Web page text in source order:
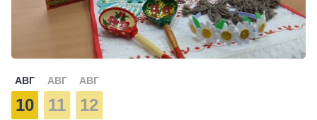
АВГ
10
АВГ
11
АВГ
12